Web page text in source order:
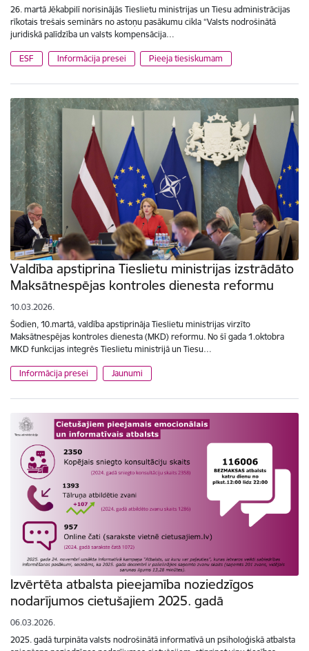
26. martā Jēkabpilī norisinājās Tieslietu ministrijas un Tiesu administrācijas
rīkotais trešais seminārs no astoņu pasākumu cikla “Valsts nodrošinātā
juridiskā palīdzība un valsts kompensācija…
ESF Informācija presei Pieeja tiesiskumam
Valdība apstiprina Tieslietu ministrijas izstrādāto
Maksātnespējas kontroles dienesta reformu
10.03.2026.
Šodien, 10.martā, valdība apstiprināja Tieslietu ministrijas virzīto
Maksātnespējas kontroles dienesta (MKD) reformu. No šī gada 1.oktobra
MKD funkcijas integrēs Tieslietu ministrijā un Tiesu…
Informācija presei Jaunumi
Izvērtēta atbalsta pieejamība noziedzīgos
nodarījumos cietušajiem 2025. gadā
06.03.2026.
2025. gadā turpināta valsts nodrošinātā informatīvā un psiholoģiskā atbalsta